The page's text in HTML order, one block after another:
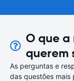
O que a
querem
As perguntas e
das questões mais